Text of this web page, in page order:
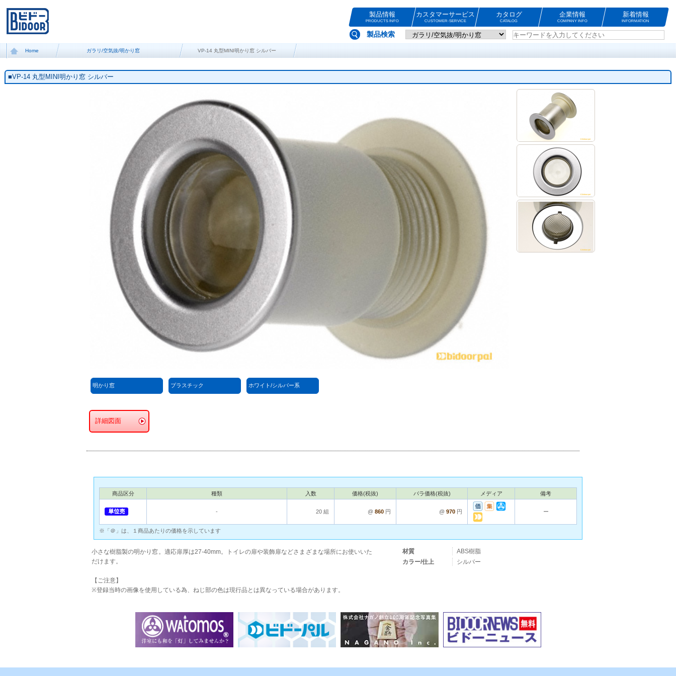
製品情報
PRODUCTS INFO
カスタマーサービス
CUSTOMER-SERVICE
カタログ
CATALOG
企業情報
COMPANY INFO
新着情報
INFORMATION
製品検索
Home ガラリ/空気抜/明かり窓 VP-14 丸型MINI明かり窓 シルバー
■VP-14 丸型MINI明かり窓 シルバー
明かり窓 プラスチック ホワイト/シルバー系
詳細図面
商品区分 種類 入数 価格(税抜) バラ価格(税抜) メディア 備考
‐ 20 組 @ 860 円 @ 970 円 ー
※「＠」は、１商品あたりの価格を示しています
小さな樹脂製の明かり窓。適応扉厚は27-40mm。トイレの扉や装飾扉などさまざまな場所にお使いいた
だけます。
【ご注意】
※登録当時の画像を使用している為、ねじ部の色は現行品とは異なっている場合があります。
材質
ABS樹脂
カラー/仕上
シルバー